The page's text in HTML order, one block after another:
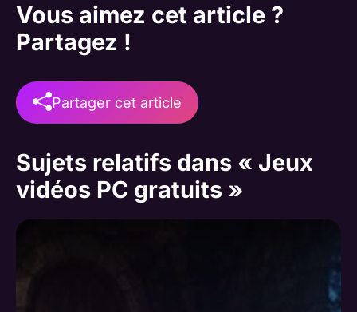
Vous aimez cet article ?
Partagez !
Partager cet article
Sujets relatifs dans « Jeux
vidéos PC gratuits »